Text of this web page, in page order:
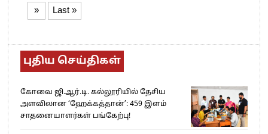
»
Last »
புதிய செய்திகள்
கோவை ஜி.ஆர்.டி. கல்லூரியில் தேசிய
அளவிலான ‘ஹேக்கத்தான்’: 459 இளம்
சாதனையாளர்கள் பங்கேற்பு!